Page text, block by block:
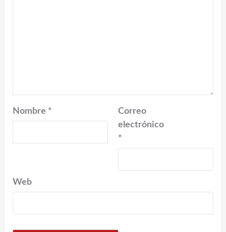
Nombre *
Correo
electrónico
*
Web